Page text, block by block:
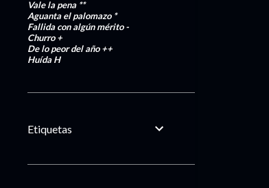
Vale la pena **
Aguanta el palomazo *
Fallida con algún mérito-
Churro+
De lo peor del año++
HuídaH
Etiquetas